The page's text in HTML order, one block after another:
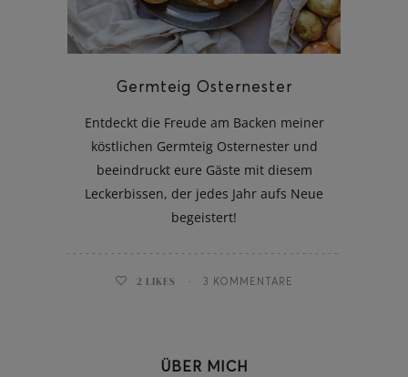
Germteig Osternester
Entdeckt die Freude am Backen meiner
köstlichen Germteig Osternester und
beeindruckt eure Gäste mit diesem
Leckerbissen, der jedes Jahr aufs Neue
begeistert!
2 LIKES 3 KOMMENTARE
ÜBER MICH